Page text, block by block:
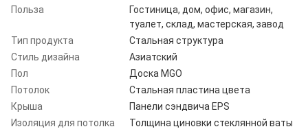
Польза
Гостиница, дом, офис, магазин,
туалет, склад, мастерская, завод
Тип продукта
Стальная структура
Стиль дизайна
Азиатский
Пол
Доска MGO
Потолок
Стальная пластина цвета
Крыша
Панели сэндвича EPS
Изоляция для потолка
Толщина циновки стеклянной ваты